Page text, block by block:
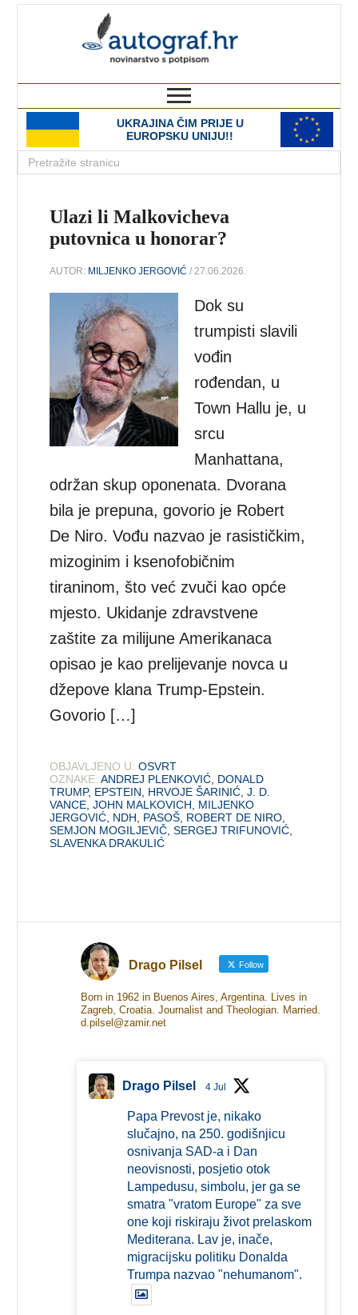
UKRAJINA ČIM PRIJE U
EUROPSKU UNIJU!!
Ulazi li Malkovicheva
putovnica u honorar?
AUTOR: MILJENKO JERGOVIĆ / 27.06.2026.
Dok su
trumpisti slavili
vođin
rođendan, u
Town Hallu je, u
srcu
Manhattana,
održan skup oponenata. Dvorana
bila je prepuna, govorio je Robert
De Niro. Vođu nazvao je rasističkim,
mizoginim i ksenofobičnim
tiraninom, što već zvuči kao opće
mjesto. Ukidanje zdravstvene
zaštite za milijune Amerikanaca
opisao je kao prelijevanje novca u
džepove klana Trump-Epstein.
Govorio […]
OBJAVLJENO U: OSVRT
OZNAKE: ANDREJ PLENKOVIĆ DONALD
TRUMP, EPSTEIN HRVOJE ŠARINIĆ ,J. D.
VANCE ,JOHN MALKOVICH
MILJENKO
JERGOVIĆ NDH PASOŠ ROBERT DE NIRO
SEMJON MOGILJEVIČ ,SERGEJ TRIFUNOVIĆ
SLAVENKA DRAKULIĆ
Drago Pilsel Follow
Born in 1962 in Buenos Aires, Argentina. Lives in
Zagreb, Croatia. Journalist and Theologian. Married.
d.pilsel@zamir.net
Drago Pilsel 4 Jul
Papa Prevost je, nikako
slučajno, na 250. godišnjicu
osnivanja SAD-a i Dan
neovisnosti, posjetio otok
Lampedusu, simbolu, jer ga se
smatra "vratom Europe" za sve
one koji riskiraju život prelaskom
Mediterana. Lav je, inače,
migracijsku politiku Donalda
Trumpa nazvao "nehumanom".